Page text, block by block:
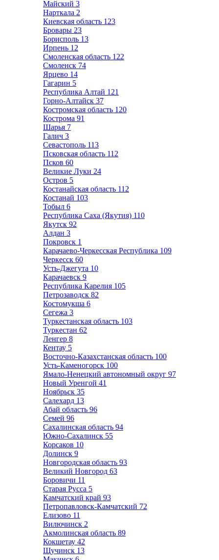
Майский 3
Нарткала 2
Киевская область 123
Бровары 23
Борисполь 13
Ирпень 12
Смоленская область 122
Смоленск 74
Ярцево 14
Гагарин 5
Республика Алтай 121
Горно-Алтайск 37
Костромская область 120
Кострома 91
Шарья 7
Галич 3
Севастополь 113
Псковская область 112
Псков 60
Великие Луки 24
Остров 5
Костанайская область 112
Костанай 103
Тобыл 6
Республика Саха (Якутия) 110
Якутск 92
Алдан 3
Покровск 1
Карачаево-Черкесская Республика 109
Черкесск 60
Усть-Джегута 10
Карачаевск 9
Республика Карелия 105
Петрозаводск 82
Костомукша 6
Сегежа 3
Туркестанская область 103
Туркестан 62
Ленгер 8
Кентау 5
Восточно-Казахстанская область 100
Усть-Каменогорск 100
Ямало-Ненецкий автономный округ 97
Новый Уренгой 41
Ноябрьск 35
Салехард 13
Абай область 96
Семей 96
Сахалинская область 94
Южно-Сахалинск 55
Корсаков 10
Долинск 9
Новгородская область 93
Великий Новгород 63
Боровичи 11
Старая Русса 5
Камчатский край 93
Петропавловск-Камчатский 72
Елизово 11
Вилючинск 2
Акмолинская область 89
Кокшетау 42
Щучинск 13